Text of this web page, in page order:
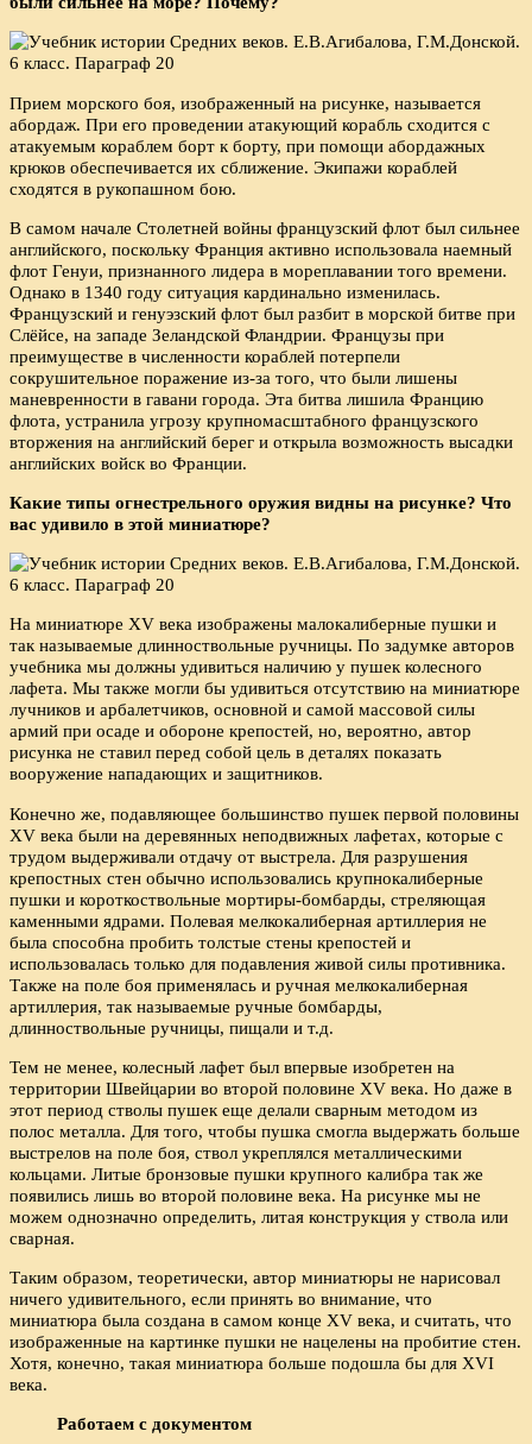
Прием морского боя, изображенный на рисунке, называется
абордаж. При его проведении атакующий корабль сходится с
атакуемым кораблем борт к борту, при помощи абордажных
крюков обеспечивается их сближение. Экипажи кораблей
сходятся в рукопашном бою.
В самом начале Столетней войны французский флот был сильнее
английского, поскольку Франция активно использовала наемный
флот Генуи, признанного лидера в мореплавании того времени.
Однако в 1340 году ситуация кардинально изменилась.
Французский и генуэзский флот был разбит в морской битве при
Слёйсе, на западе Зеландской Фландрии. Французы при
преимуществе в численности кораблей потерпели
сокрушительное поражение из-за того, что были лишены
маневренности в гавани города. Эта битва лишила Францию
флота, устранила угрозу крупномасштабного французского
вторжения на английский берег и открыла возможность высадки
английских войск во Франции.
Какие типы огнестрельного оружия видны на рисунке? Что
вас удивило в этой миниатюре?
На миниатюре XV века изображены малокалиберные пушки и
так называемые длинноствольные ручницы. По задумке авторов
учебника мы должны удивиться наличию у пушек колесного
лафета. Мы также могли бы удивиться отсутствию на миниатюре
лучников и арбалетчиков, основной и самой массовой силы
армий при осаде и обороне крепостей, но, вероятно, автор
рисунка не ставил перед собой цель в деталях показать
вооружение нападающих и защитников.
Конечно же, подавляющее большинство пушек первой половины
XV века были на деревянных неподвижных лафетах, которые с
трудом выдерживали отдачу от выстрела. Для разрушения
крепостных стен обычно использовались крупнокалиберные
пушки и короткоствольные мортиры-бомбарды, стреляющая
каменными ядрами. Полевая мелкокалиберная артиллерия не
была способна пробить толстые стены крепостей и
использовалась только для подавления живой силы противника.
Также на поле боя применялась и ручная мелкокалиберная
артиллерия, так называемые ручные бомбарды,
длинноствольные ручницы, пищали и т.д.
Тем не менее, колесный лафет был впервые изобретен на
территории Швейцарии во второй половине XV века. Но даже в
этот период стволы пушек еще делали сварным методом из
полос металла. Для того, чтобы пушка смогла выдержать больше
выстрелов на поле боя, ствол укреплялся металлическими
кольцами. Литые бронзовые пушки крупного калибра так же
появились лишь во второй половине века. На рисунке мы не
можем однозначно определить, литая конструкция у ствола или
сварная.
Таким образом, теоретически, автор миниатюры не нарисовал
ничего удивительного, если принять во внимание, что
миниатюра была создана в самом конце XV века, и считать, что
изображенные на картинке пушки не нацелены на пробитие стен.
Хотя, конечно, такая миниатюра больше подошла бы для XVI
века.
Работаем с документом